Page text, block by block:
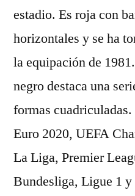
estadio. Es roja con
horizontales y se ha
la equipación de
negro destaca una
formas
Euro 2020, UEFA
La Liga, Premier
Bundesliga, Ligue 1